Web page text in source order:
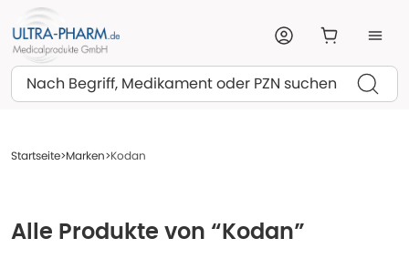
Suchen
Startseite Marken Kodan
Alle Produkte von “Kodan”